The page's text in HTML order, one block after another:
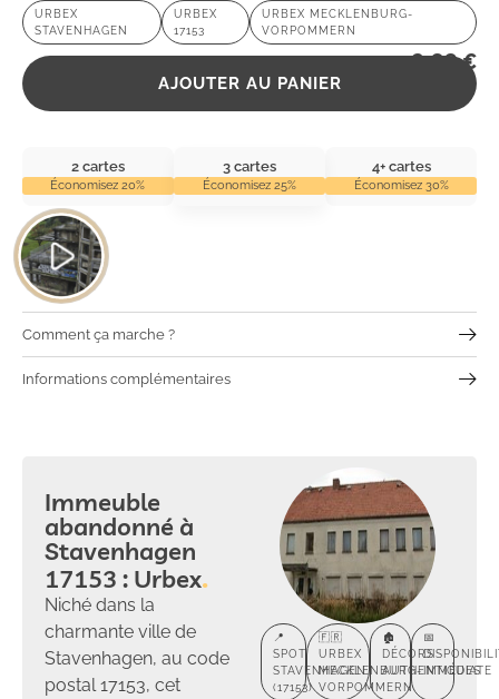
expérience d’urbex captivante au cœur du
Mecklembourg-Poméranie-Occidentale.
URBEX
STAVENHAGEN
URBEX
17153
URBEX MECKLENBURG-
VORPOMMERN
2,99€
AJOUTER AU PANIER
2 cartes
Économisez 20%
3 cartes
Économisez 25%
4+ cartes
Économisez 30%
Comment ça marche ?
Informations complémentaires
Immeuble
abandonné à
Stavenhagen
17153 : Urbex
Niché dans la
charmante ville de
Stavenhagen, au code
postal 17153, cet
📍
SPOT
STAVENHAGEN
(17153)
🇫🇷
URBEX
MECKLENBURG-
VORPOMMERN
🏚️
DÉCORS
AUTHENTIQUES
📅
IMMÉDIATE